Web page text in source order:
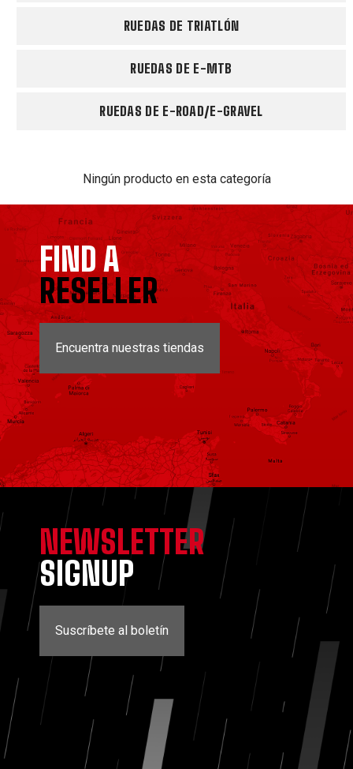
RUEDAS DE TRIATLÓN
RUEDAS DE E-MTB
RUEDAS DE E-ROAD/E-GRAVEL
Ningún producto en esta categoría
FIND A
RESELLER
Encuentra nuestras tiendas
NEWSLETTER
SIGNUP
Suscríbete al boletín